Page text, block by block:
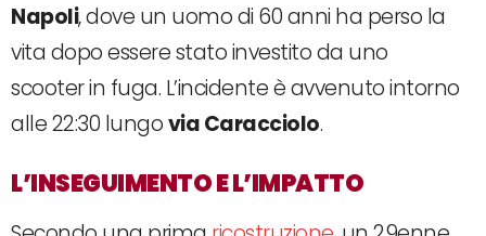
Napoli, dove un uomo di 60 anni ha perso la
vita dopo essere stato investito da uno
scooter in fuga. L’incidente è avvenuto intorno
alle 22:30 lungovia Caracciolo.
L’INSEGUIMENTO E L’IMPATTO